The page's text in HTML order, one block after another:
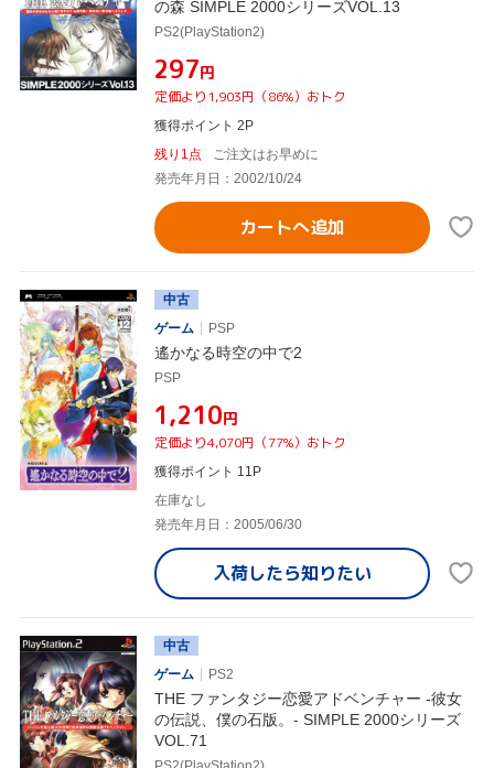
の森 SIMPLE 2000シリーズVOL.13
PS2(PlayStation2)
¥297円
定価より1,903円（86%）おトク
獲得ポイント 2P
残り1点
ご注文はお早めに
発売年月日：2002/10/24
カートへ追加
中古
ゲーム
PSP
遙かなる時空の中で2
PSP
¥1,210円
定価より4,070円（77%）おトク
獲得ポイント 11P
在庫なし
発売年月日：2005/06/30
入荷したら知りたい
中古
ゲーム
PS2
THE ファンタジー恋愛アドベンチャー -彼女
の伝説、僕の石版。- SIMPLE 2000シリーズ
VOL.71